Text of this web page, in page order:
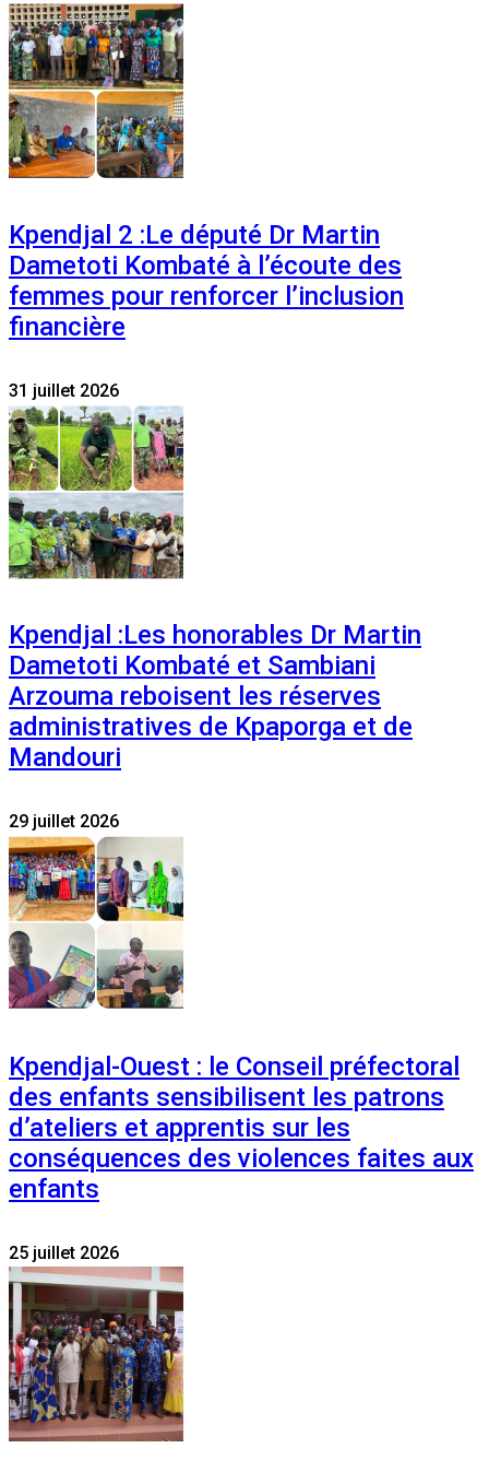
Kpendjal 2 :Le député Dr Martin
Dametoti Kombaté à l’écoute des
femmes pour renforcer l’inclusion
financière
31 juillet 2026
Kpendjal :Les honorables Dr Martin
Dametoti Kombaté et Sambiani
Arzouma reboisent les réserves
administratives de Kpaporga et de
Mandouri
29 juillet 2026
Kpendjal-Ouest : le Conseil préfectoral
des enfants sensibilisent les patrons
d’ateliers et apprentis sur les
conséquences des violences faites aux
enfants
25 juillet 2026